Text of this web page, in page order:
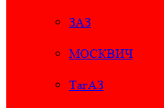
ЗАЗ
МОСКВИЧ
ТагАЗ